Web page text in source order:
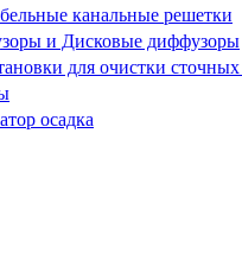
канальные решетки
и Дисковые диффузоры
для очистки
осадка